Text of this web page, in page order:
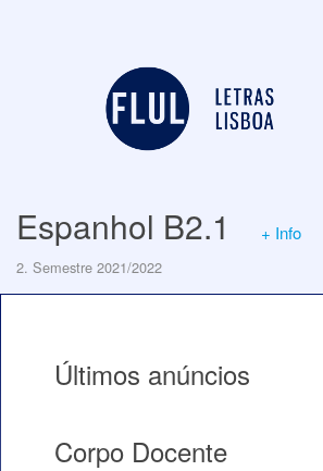
Espanhol B2.1 + Info
2. Semestre 2021/2022
Últimos anúncios
Corpo Docente